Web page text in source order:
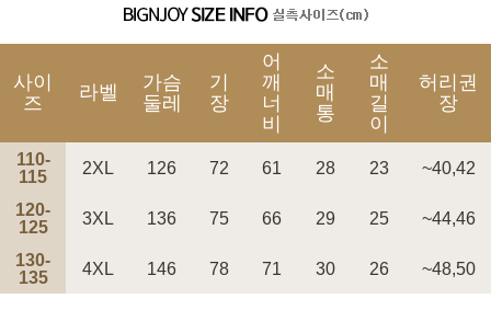
페이코 ID로 페
사이
즈
라벨
가슴
둘레
기
장
어
깨
너
비
소
매
통
소
매
길
이
허리권
장
110-
115
2XL 126 72 61 28 23 ~40,42
120-
125
3XL 136 75 66 29 25 ~44,46
130-
135
4XL 146 78 71 30 26 ~48,50